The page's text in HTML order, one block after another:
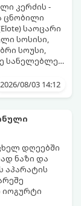
კერძის -
ცნობილი
საოცარი
სოსისი,
სოუსი,
სანელებლები
ან
2026/08/03 14:12
დღეებში
ნაზი და
აპარატის
იოგურტი